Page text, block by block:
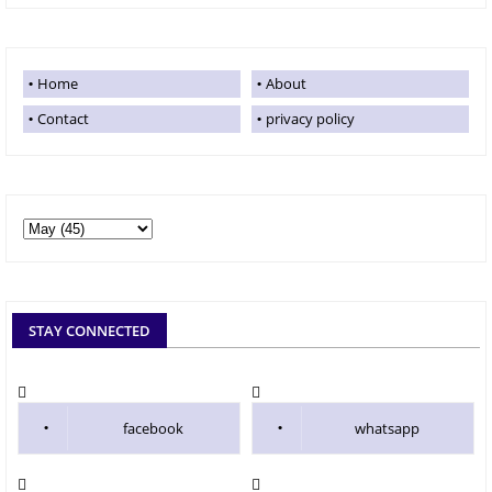
Home
About
Contact
privacy policy
STAY CONNECTED
facebook whatsapp